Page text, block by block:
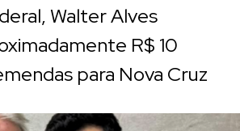
Walter Alves
R$ 10
para Nova Cruz